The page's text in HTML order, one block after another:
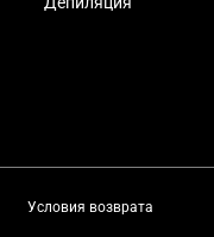
Условия возврата